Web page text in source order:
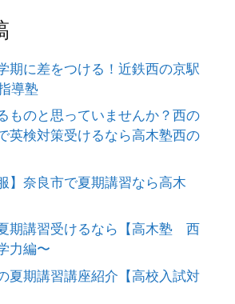
期に差をつける！近鉄西の京駅
導塾
ものと思っていませんか？西の
英検対策受けるなら高木塾西の
】奈良市で夏期講習なら高木
期講習受けるなら【高木塾 西
力編〜
夏期講習講座紹介【高校入試対